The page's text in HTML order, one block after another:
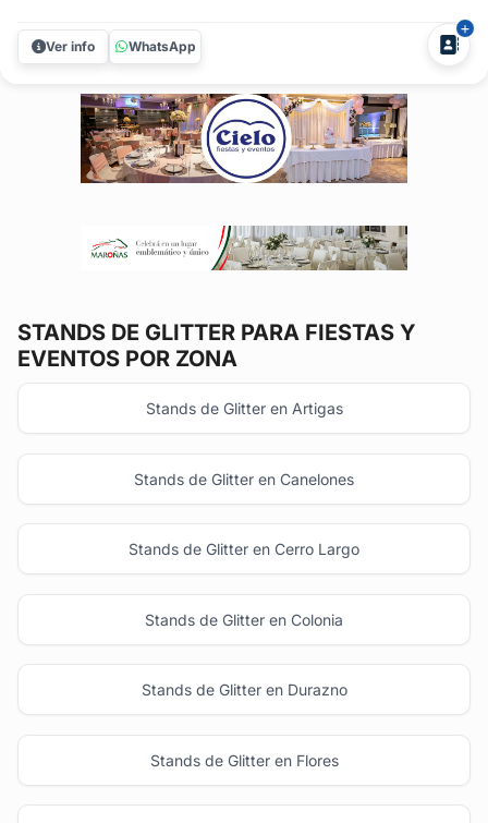
todos tus invitados. Con S.O.S llevamos a tu evento un
espacio único donde el glamour se mezcla con el
Ver info WhatsApp
STANDS DE GLITTER PARA FIESTAS Y
EVENTOS POR ZONA
Stands de Glitter en Artigas
Stands de Glitter en Canelones
Stands de Glitter en Cerro Largo
Stands de Glitter en Colonia
Stands de Glitter en Durazno
Stands de Glitter en Flores